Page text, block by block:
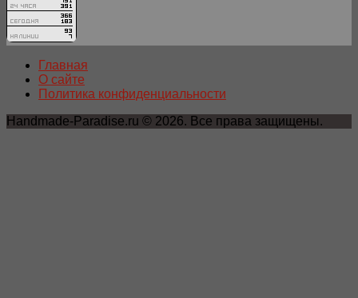
Главная
О сайте
Политика конфиденциальности
Handmade-Paradise.ru © 2026. Все права защищены.